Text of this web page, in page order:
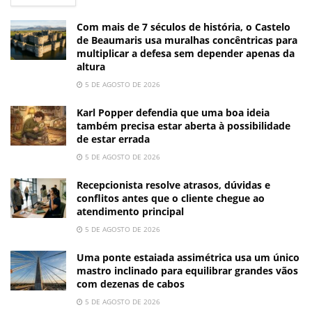
Com mais de 7 séculos de história, o Castelo
de Beaumaris usa muralhas concêntricas para
multiplicar a defesa sem depender apenas da
altura
5 DE AGOSTO DE 2026
Karl Popper defendia que uma boa ideia
também precisa estar aberta à possibilidade
de estar errada
5 DE AGOSTO DE 2026
Recepcionista resolve atrasos, dúvidas e
conflitos antes que o cliente chegue ao
atendimento principal
5 DE AGOSTO DE 2026
Uma ponte estaiada assimétrica usa um único
mastro inclinado para equilibrar grandes vãos
com dezenas de cabos
5 DE AGOSTO DE 2026